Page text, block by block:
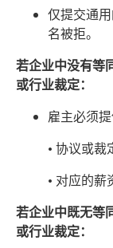
仅提交通
名被拒。
若企业中没有等
或行业裁定：
雇主必须提
• 协议或裁
• 对应的薪
若企业中既无等
或行业裁定：